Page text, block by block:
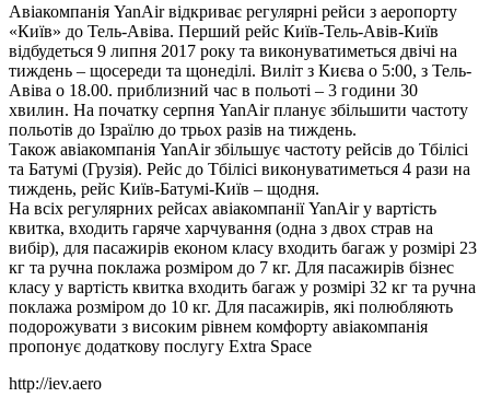
Авіакомпанія YanAir відкриває регулярні рейси з аеропорту
«Київ» до Тель-Авіва. Перший рейс Київ-Тель-Авів-Київ
відбудеться 9 липня 2017 року та виконуватиметься двічі на
тиждень – щосереди та щонеділі. Виліт з Києва о 5:00, з Тель-
Авіва о 18.00. приблизний час в польоті – 3 години 30
хвилин. На початку серпня YanAir планує збільшити частоту
польотів до Ізраїлю до трьох разів на тиждень.
Також авіакомпанія YanAir збільшує частоту рейсів до Тбілісі
та Батумі (Грузія). Рейс до Тбілісі виконуватиметься 4 рази на
тиждень, рейс Київ-Батумі-Київ – щодня.
На всіх регулярних рейсах авіакомпанії YanAir у вартість
квитка, входить гаряче харчування (одна з двох страв на
вибір), для пасажирів економ класу входить багаж у розмірі 23
кг та ручна поклажа розміром до 7 кг. Для пасажирів бізнес
класу у вартість квитка входить багаж у розмірі 32 кг та ручна
поклажа розміром до 10 кг. Для пасажирів, які полюбляють
подорожувати з високим рівнем комфорту авіакомпанія
пропонує додаткову послугу Extra Space
http://iev.aero